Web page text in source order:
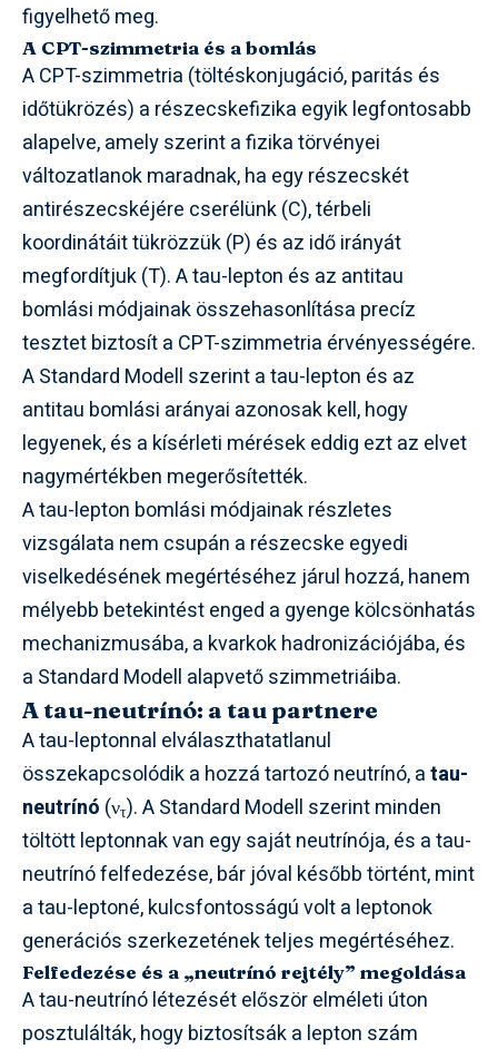
figyelhető meg.
A CPT-szimmetria és a bomlás
A CPT-szimmetria (töltéskonjugáció, paritás és
időtükrözés) a részecskefizika egyik legfontosabb
alapelve, amely szerint a fizika törvényei
változatlanok maradnak, ha egy részecskét
antirészecskéjére cserélünk (C), térbeli
koordinátáit tükrözzük (P) és az idő irányát
megfordítjuk (T). A tau-lepton és az antitau
bomlási módjainak összehasonlítása precíz
tesztet biztosít a CPT-szimmetria érvényességére.
A Standard Modell szerint a tau-lepton és az
antitau bomlási arányai azonosak kell, hogy
legyenek, és a kísérleti mérések eddig ezt az elvet
nagymértékben megerősítették.
A tau-lepton bomlási módjainak részletes
vizsgálata nem csupán a részecske egyedi
viselkedésének megértéséhez járul hozzá, hanem
mélyebb betekintést enged a gyenge kölcsönhatás
mechanizmusába, a kvarkok hadronizációjába, és
a Standard Modell alapvető szimmetriáiba.
A tau-neutrínó: a tau partnere
A tau-leptonnal elválaszthatatlanul
összekapcsolódik a hozzá tartozó neutrínó, atau-
neutrínó (ντ). A Standard Modell szerint minden
töltött leptonnak van egy saját neutrínója, és a tau-
neutrínó felfedezése, bár jóval később történt, mint
a tau-leptoné, kulcsfontosságú volt a leptonok
generációs szerkezetének teljes megértéséhez.
Felfedezése és a „neutrínó rejtély” megoldása
A tau-neutrínó létezését először elméleti úton
posztulálták, hogy biztosítsák a lepton szám